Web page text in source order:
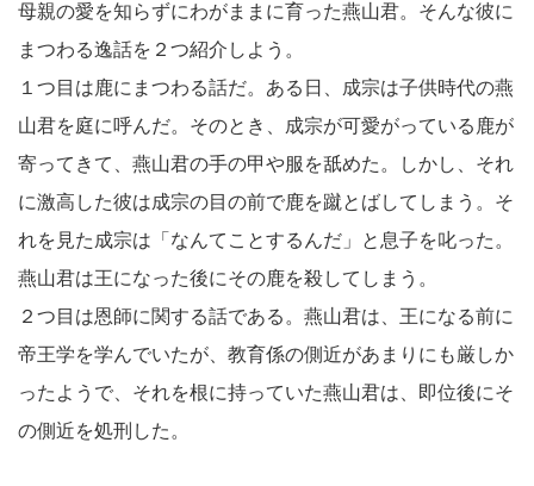
母親の愛を知らずにわがままに育った燕山君。そんな彼に
まつわる逸話を２つ紹介しよう。
１つ目は鹿にまつわる話だ。ある日、成宗は子供時代の燕
山君を庭に呼んだ。そのとき、成宗が可愛がっている鹿が
寄ってきて、燕山君の手の甲や服を舐めた。しかし、それ
に激高した彼は成宗の目の前で鹿を蹴とばしてしまう。そ
れを見た成宗は「なんてことするんだ」と息子を叱った。
燕山君は王になった後にその鹿を殺してしまう。
２つ目は恩師に関する話である。燕山君は、王になる前に
帝王学を学んでいたが、教育係の側近があまりにも厳しか
ったようで、それを根に持っていた燕山君は、即位後にそ
の側近を処刑した。